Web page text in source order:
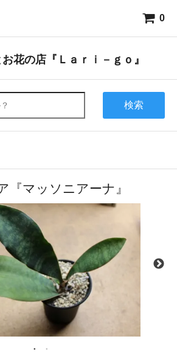
0
花の店『Ｌａｒｉ－ｇｏ』
検索
マッソニアーナ』